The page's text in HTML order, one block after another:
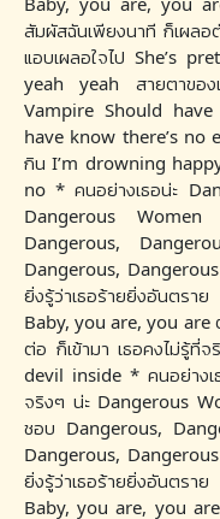
สัมผัสฉันเพียงนาที ก็เผ
แอบเผลอใจไป She’s
yeah yeah สายตาของ
Vampire Should
have know there’s no
กิน I’m drowning
no * คนอย่างเธอน่ะ
Dangerous Women
Dangerous,
Dangerous,
ยิ่งรู้ว่าเธอร้ายยิ่งอันตร
Baby, you are, you are
ต่อ ก็เข้ามา เธอคงไม่รู้ที่
devil inside * คนอย่างเ
จริงๆ น่ะ Dangerous
ชอบ Dangerous,
Dangerous,
ยิ่งรู้ว่าเธอร้ายยิ่งอันตร
Baby, you are, you